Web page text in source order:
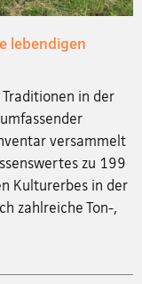
lebendigen
in der
versammelt
zu 199
Kulturerbes in der
zahlreiche Ton-,